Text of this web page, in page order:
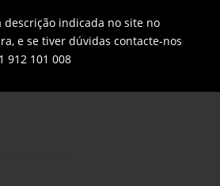
descrição indicada no site no
e se tiver dúvidas contacte-nos
912 101 008